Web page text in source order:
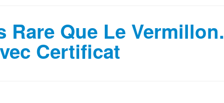
Rare Que Le Vermillon.
Certificat